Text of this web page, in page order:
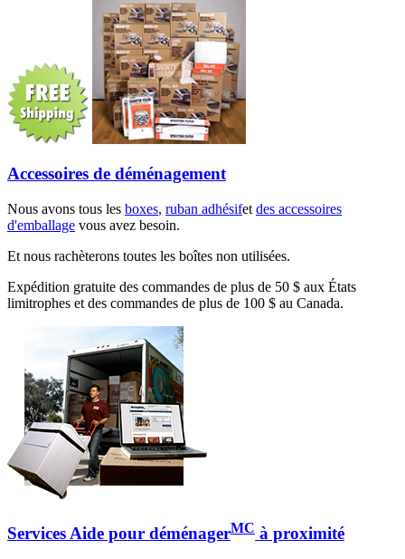
Accessoires de déménagement
Nous avons tous les boxes, ruban adhésifet des accessoires
d'emballage vous avez besoin.
Et nous rachèterons toutes les boîtes non utilisées.
Expédition gratuite des commandes de plus de 50 $ aux États
limitrophes et des commandes de plus de 100 $ au Canada.
Services Aide pour déménagerMC à proximité